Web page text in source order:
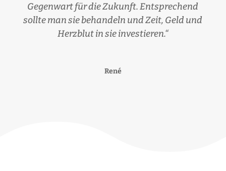
Gegenwart für die Zukunft. Entsprechend
sollte man sie behandeln und Zeit, Geld und
Herzblut in sie investieren.“
René